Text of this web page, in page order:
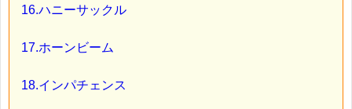
16.ハニーサックル
17.ホーンビーム
18.インパチェンス